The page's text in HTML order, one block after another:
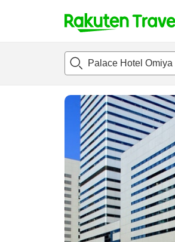
t
p
a
e
r
c
h
แนะนำที่พักห้องพักและแพลนพัก